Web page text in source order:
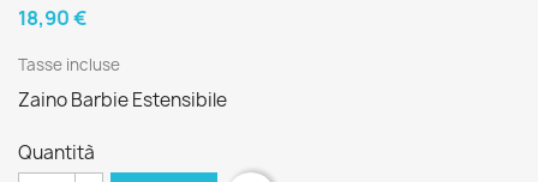
18,90 €
Tasse incluse
Zaino Barbie Estensibile
Quantità